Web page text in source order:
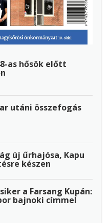
as hősök előtt
utáni összefogás
új űrhajósa, Kapu
készen
a Farsang Kupán:
bajnoki címmel